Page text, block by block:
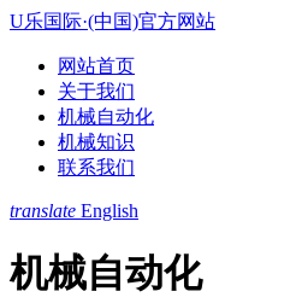
U乐国际·(中国)官方网站
网站首页
关于我们
机械自动化
机械知识
联系我们
translate English
机械自动化